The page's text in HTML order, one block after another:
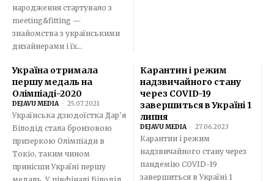
народження стартувало з
meeting&fitting —
знайомства з українськими
дизайнерами і їх...
Україна отримала
першу медаль на
Олімпіаді-2020
DEJAVU MEDIA - 25.07.2021
Українська дзюдоїстка Дар'я
Білодід стала бронзовою
призеркою Олімпіади в
Токіо, таким чином
принісши Україні першу
Карантин і режим
надзвичайного стану
через COVID-19
завершиться в Україні 1
липня
DEJAVU MEDIA - 27.06.2023
Карантин і режим
надзвичайного стану через
пандемію COVID-19
завершиться в Україні 1